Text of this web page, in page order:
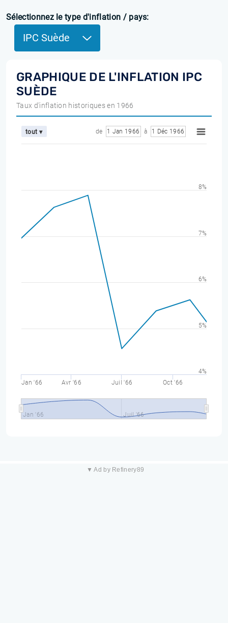
Sélectionnez le type d'inflation / pays:
IPC Suède
GRAPHIQUE DE L'INFLATION IPC
SUÈDE
Taux d'inflation historiques en 1966
tout ▾ de 1 Jan 1966 à 1 Déc 1966
Jan '66 Avr '66 Juil '66 Oct '66
Jan '66 Juil '66
4%
5%
6%
7%
8%
▼ Ad by Refinery89